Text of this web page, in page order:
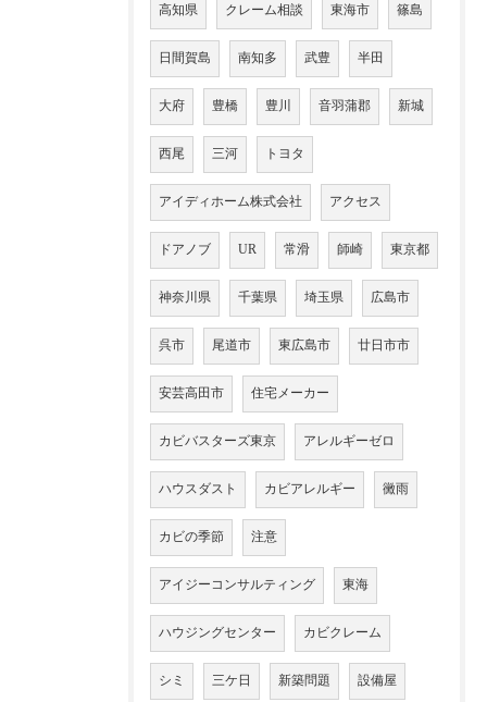
高知県 クレーム相談 東海市 篠島
日間賀島 南知多 武豊 半田
大府 豊橋 豊川 音羽蒲郡 新城
西尾 三河 トヨタ
アイディホーム株式会社 アクセス
ドアノブ UR 常滑 師崎 東京都
神奈川県 千葉県 埼玉県 広島市
呉市 尾道市 東広島市 廿日市市
安芸高田市 住宅メーカー
カビバスターズ東京 アレルギーゼロ
ハウスダスト カビアレルギー 黴雨
カビの季節 注意
アイジーコンサルティング 東海
ハウジングセンター カビクレーム
シミ 三ケ日 新築問題 設備屋